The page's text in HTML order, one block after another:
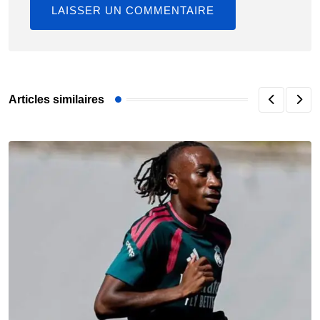
Articles similaires